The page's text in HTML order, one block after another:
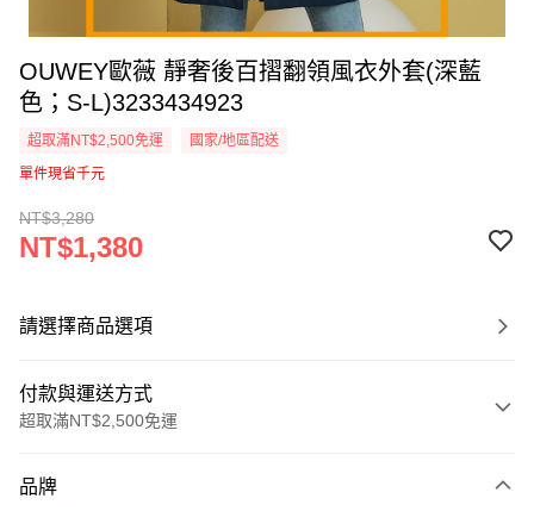
OUWEY歐薇 靜奢後百摺翻領風衣外套(深藍
色；S-L)3233434923
超取滿NT$2,500免運
國家/地區配送
單件現省千元
NT$3,280
NT$1,380
請選擇商品選項
付款與運送方式
超取滿NT$2,500免運
信用卡一次付款
品牌